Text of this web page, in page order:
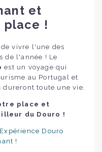
et
place !
vivre l'une des
de l'année ! Le
est un voyage qui
au Portugal et
toute une vie.
place et
du Douro !
Douro
!